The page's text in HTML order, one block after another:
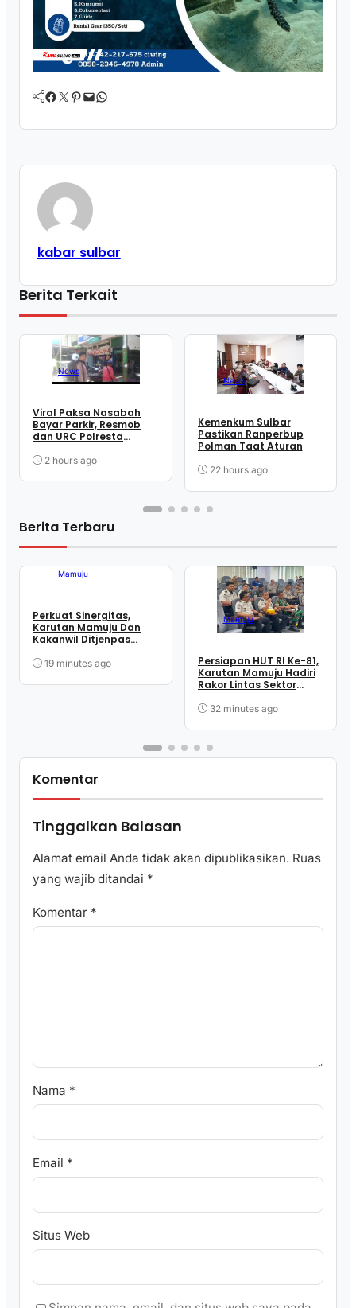
Facebook Twitter Pinterest Mail WhatsApp
kabar sulbar
Berita Terkait
News
Viral Paksa Nasabah
Bayar Parkir, Resmob
dan URC Polresta
Juru Parkir
2 hours ago
News
Kemenkum Sulbar
Pastikan Ranperbup
Polman Taat Aturan
22 hours ago
Berita Terbaru
Mamuju
Perkuat Sinergitas,
Karutan Mamuju Dan
Kakanwil Ditjenpas
Mamuju
19 minutes ago
Mamuju
Persiapan HUT RI Ke-81,
Karutan Mamuju Hadiri
Rakor Lintas Sektor
Sulbar
32 minutes ago
Komentar
Tinggalkan Balasan
Alamat email Anda tidak akan dipublikasikan. Ruas
yang wajib ditandai *
Komentar *
Nama *
Email *
Situs Web